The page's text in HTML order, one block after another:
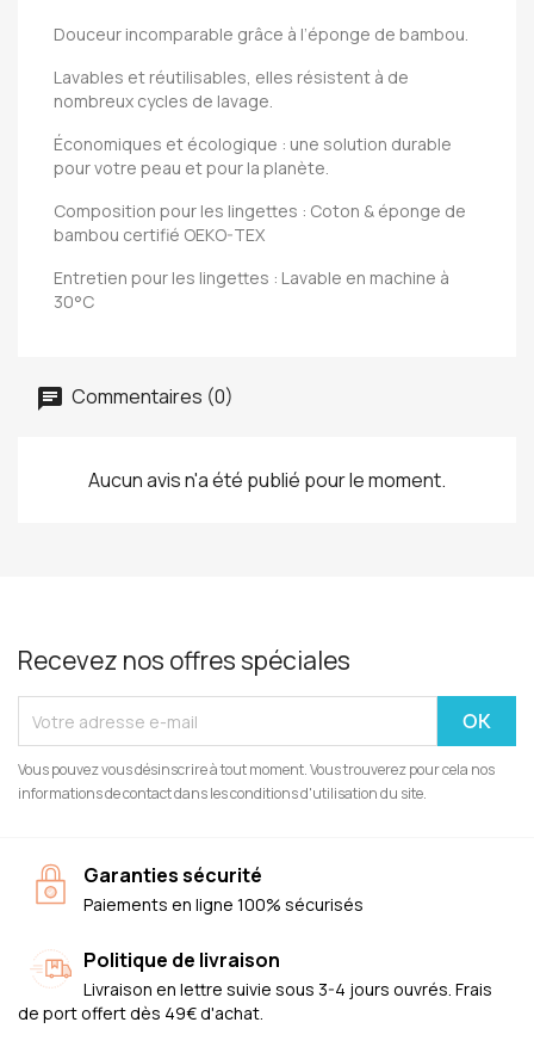
Douceur incomparable grâce à l’éponge de bambou.
Lavables et réutilisables, elles résistent à de
nombreux cycles de lavage.
Économiques et écologique : une solution durable
pour votre peau et pour la planète.
Composition pour les lingettes : Coton & éponge de
bambou certifié OEKO-TEX
Entretien pour les lingettes : Lavable en machine à
30°C
Commentaires (0)
Aucun avis n'a été publié pour le moment.
Recevez nos offres spéciales
Vous pouvez vous désinscrire à tout moment. Vous trouverez pour cela nos
informations de contact dans les conditions d'utilisation du site.
Garanties sécurité
Paiements en ligne 100% sécurisés
Politique de livraison
Livraison en lettre suivie sous 3-4 jours ouvrés. Frais
de port offert dès 49€ d'achat.